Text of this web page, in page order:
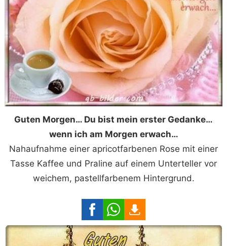
Guten Morgen… Du bist mein erster Gedanke…
wenn ich am Morgen erwach…
Nahaufnahme einer apricotfarbenen Rose mit einer
Tasse Kaffee und Praline auf einem Unterteller vor
weichem, pastellfarbenem Hintergrund.